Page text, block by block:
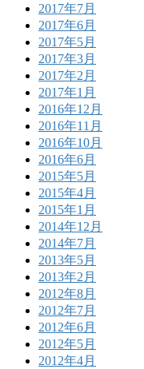
2017年7月
2017年6月
2017年5月
2017年3月
2017年2月
2017年1月
2016年12月
2016年11月
2016年10月
2016年6月
2015年5月
2015年4月
2015年1月
2014年12月
2014年7月
2013年5月
2013年2月
2012年8月
2012年7月
2012年6月
2012年5月
2012年4月